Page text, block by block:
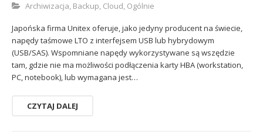
Archiwizacja, Backup, Cloud, Ogólnie
Japońska firma Unitex oferuje, jako jedyny producent na świecie,
napędy taśmowe LTO z interfejsem USB lub hybrydowym
(USB/SAS). Wspomniane napędy wykorzystywane są wszędzie
tam, gdzie nie ma możliwości podłączenia karty HBA (workstation,
PC, notebook), lub wymagana jest…
CZYTAJ DALEJ